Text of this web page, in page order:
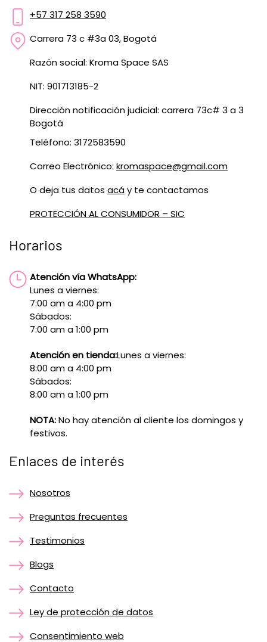
+57 317 258 3590
Carrera 73 c #3a 03, Bogotá
Razón social: Kroma Space SAS
NIT: 901713185-2
Dirección notificación judicial: carrera 73c# 3 a 3
Bogotá
Teléfono: 3172583590
Correo Electrónico: kromaspace@gmail.com
O deja tus datos acáy te contactamos
PROTECCIÓN AL CONSUMIDOR – SIC
Horarios
Atención vía WhatsApp:
Lunes a viernes:
7:00 am a 4:00 pm
Sábados:
7:00 am a 1:00 pm
Atención en tienda:Lunes a viernes:
8:00 am a 4:00 pm
Sábados:
8:00 am a 1:00 pm
NOTA:No hay atención al cliente los domingos y
festivos.
Enlaces de interés
Nosotros
Preguntas frecuentes
Testimonios
Blogs
Contacto
Ley de protección de datos
Consentimiento web